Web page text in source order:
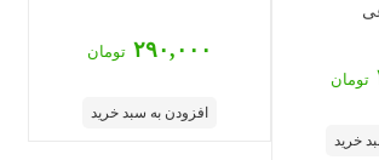
تومان
خرید
۲۹۰,۰۰۰ تومان
افزودن به سبد خرید